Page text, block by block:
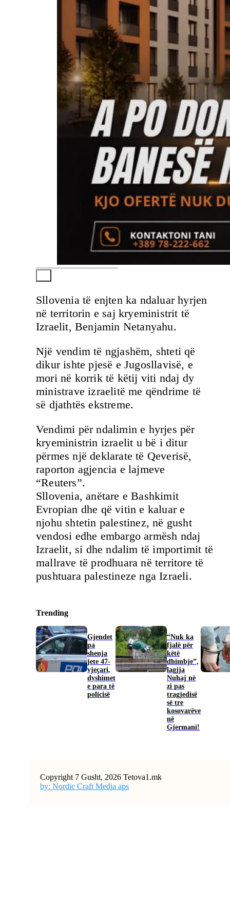
Sllovenia të enjten ka ndaluar hyrjen
në territorin e saj kryeministrit të
Izraelit, Benjamin Netanyahu.
Një vendim të ngjashëm, shteti që
dikur ishte pjesë e Jugosllavisë, e
mori në korrik të këtij viti ndaj dy
ministrave izraelitë me qëndrime të
së djathtës ekstreme.
Vendimi për ndalimin e hyrjes për
kryeministrin izraelit u bë i ditur
përmes një deklarate të Qeverisë,
raporton agjencia e lajmeve
“Reuters”.
Sllovenia, anëtare e Bashkimit
Evropian dhe që vitin e kaluar e
njohu shtetin palestinez, në gusht
vendosi edhe embargo armësh ndaj
Izraelit, si dhe ndalim të importimit të
mallrave të prodhuara në territore të
pushtuara palestineze nga Izraeli.
Trending
Gjendet
pa
shenja
jete 47-
vjeçari,
dyshimet
e para të
policisë
“Nuk ka
fjalë për
këtë
dhimbje”,
lagjja
Nuhaj në
zi pas
tragjedisë
së tre
kosovarëve
në
Gjermani!
Copyright 7 Gusht, 2026 Tetova1.mk
by: Nordic Craft Media aps